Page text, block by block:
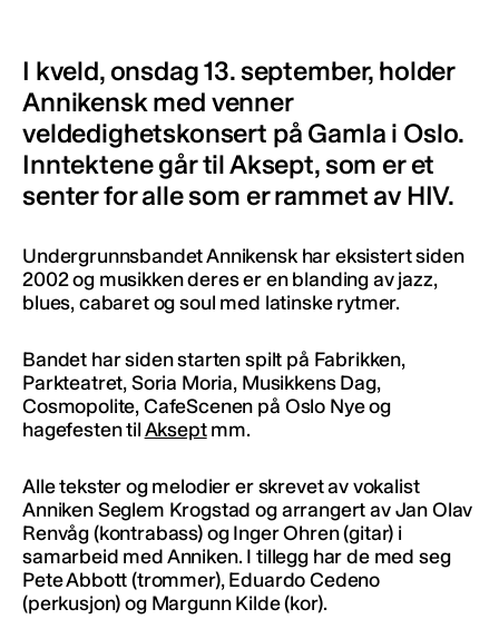
I kveld, onsdag 13. september, holder
Annikensk med venner
veldedighetskonsert på Gamla i Oslo.
Inntektene går til Aksept, som er et
senter for alle som er rammet av HIV.
Undergrunnsbandet Annikensk har eksistert siden
2002 og musikken deres er en blanding av jazz,
blues, cabaret og soul med latinske rytmer.
Bandet har siden starten spilt på Fabrikken,
Parkteatret, Soria Moria, Musikkens Dag,
Cosmopolite, CafeScenen på Oslo Nye og
hagefesten tilAkseptmm.
Alle tekster og melodier er skrevet av vokalist
Anniken Seglem Krogstad og arrangert av Jan Olav
Renvåg (kontrabass) og Inger Ohren (gitar) i
samarbeid med Anniken. I tillegg har de med seg
Pete Abbott (trommer), Eduardo Cedeno
(perkusjon) og Margunn Kilde (kor).